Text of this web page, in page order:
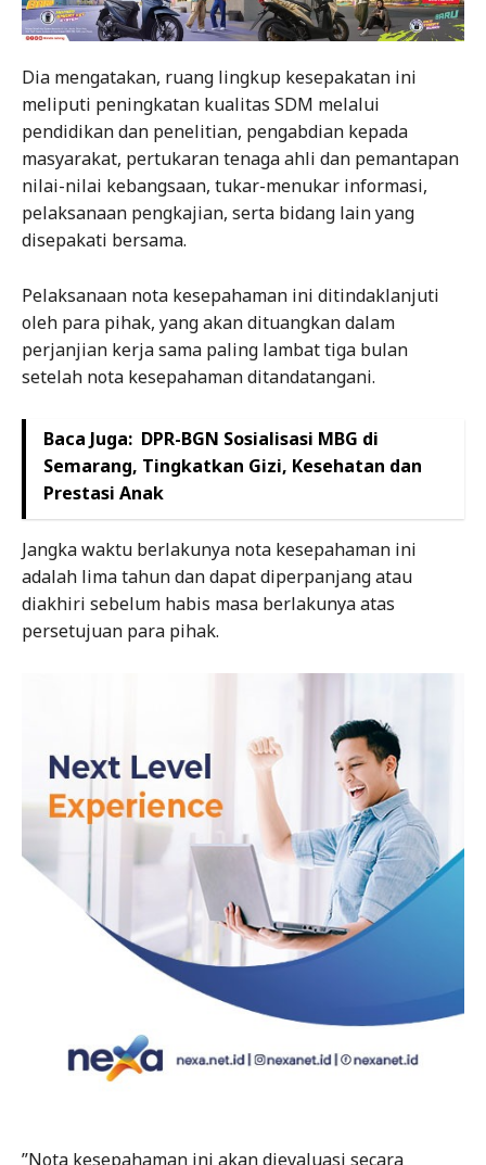
Dia mengatakan, ruang lingkup kesepakatan ini
meliputi peningkatan kualitas SDM melalui
pendidikan dan penelitian, pengabdian kepada
masyarakat, pertukaran tenaga ahli dan pemantapan
nilai-nilai kebangsaan, tukar-menukar informasi,
pelaksanaan pengkajian, serta bidang lain yang
disepakati bersama.
Pelaksanaan nota kesepahaman ini ditindaklanjuti
oleh para pihak, yang akan dituangkan dalam
perjanjian kerja sama paling lambat tiga bulan
setelah nota kesepahaman ditandatangani.
Baca Juga: DPR-BGN Sosialisasi MBG di
Semarang, Tingkatkan Gizi, Kesehatan dan
Prestasi Anak
Jangka waktu berlakunya nota kesepahaman ini
adalah lima tahun dan dapat diperpanjang atau
diakhiri sebelum habis masa berlakunya atas
persetujuan para pihak.
”Nota kesepahaman ini akan dievaluasi secara